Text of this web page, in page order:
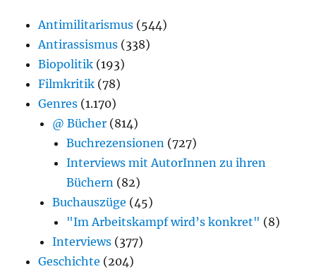
Antimilitarismus (544)
Antirassismus (338)
Biopolitik (193)
Filmkritik (78)
Genres (1.170)
@ Bücher (814)
Buchrezensionen (727)
Interviews mit AutorInnen zu ihren
Büchern (82)
Buchauszüge (45)
"Im Arbeitskampf wird’s konkret" (8)
Interviews (377)
Geschichte (204)